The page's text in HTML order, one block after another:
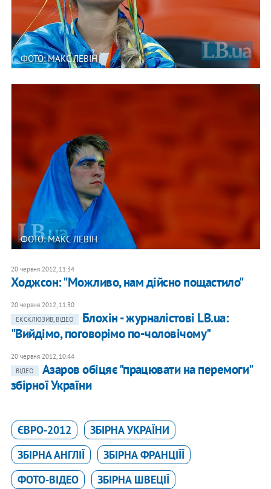
ФОТО: МАКС ЛЕВІН
ФОТО: МАКС ЛЕВІН
20 червня 2012, 11:34
Ходжсон: "Можливо, нам дійсно пощастило"
20 червня 2012, 11:30
ЕКСКЛЮЗИВ, ВІДЕО
Блохін - журналістові LB.ua:
"Вийдімо, поговорімо по-чоловічому"
20 червня 2012, 10:44
ВІДЕО
Азаров обіцяє "працювати на перемоги"
збірної України
ЄВРО-2012
ЗБІРНА УКРАЇНИ
ЗБІРНА АНГЛІЇ
ЗБІРНА ФРАНЦІЇЇ
ФОТО-ВІДЕО
ЗБІРНА ШВЕЦІЇ